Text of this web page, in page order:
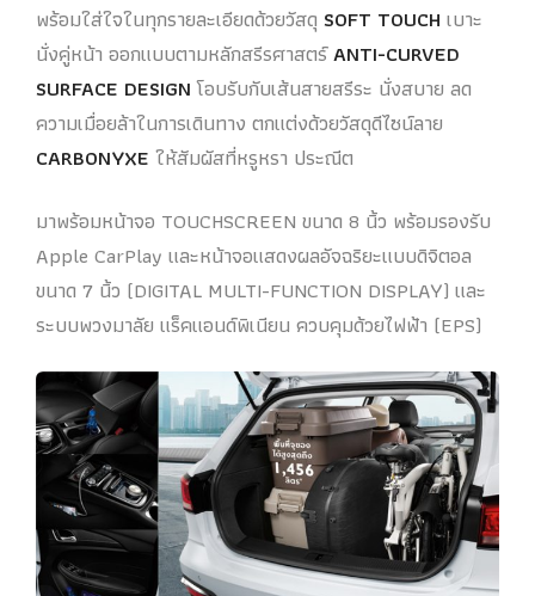
พร้อมใส่ใจในทุกรายละเอียดด้วยวัสดุ SOFT TOUCH เบาะ
นั่งคู่หน้า ออกแบบตามหลักสรีรศาสตร์ANTI-CURVED
SURFACE DESIGNโอบรับกับเส้นสายสรีระ นั่งสบาย ลด
ความเมื่อยล้าในการเดินทาง ตกแต่งด้วยวัสดุดีไซน์ลาย
CARBONYXE ให้สัมผัสที่หรูหรา ประณีต
มาพร้อมหน้าจอ TOUCHSCREEN ขนาด 8 นิ้ว พร้อมรองรับ
Apple CarPlay และหน้าจอแสดงผลอัจฉริยะแบบดิจิตอล
ขนาด 7 นิ้ว (DIGITAL MULTI-FUNCTION DISPLAY) และ
ระบบพวงมาลัย แร็คแอนด์พิเนียน ควบคุมด้วยไฟฟ้า (EPS)